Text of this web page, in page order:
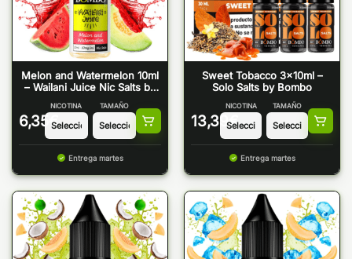
Melon and Watermelon 10ml
– Wailani Juice Nic Salts by
6,35 €
NICOTINA TAMAÑO
Entrega martes
Sweet Tobacco 3x10ml –
Solo Salts by Bombo
13,39€
NICOTINA TAMAÑO
Entrega martes